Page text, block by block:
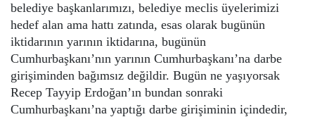
belediye başkanlarımızı, belediye meclis üyelerimizi
hedef alan ama hattı zatında, esas olarak bugünün
iktidarının yarının iktidarına, bugünün
Cumhurbaşkanı’nın yarının Cumhurbaşkanı’na darbe
girişiminden bağımsız değildir. Bugün ne yaşıyorsak
Recep Tayyip Erdoğan’ın bundan sonraki
Cumhurbaşkanı’na yaptığı darbe girişiminin içindedir,